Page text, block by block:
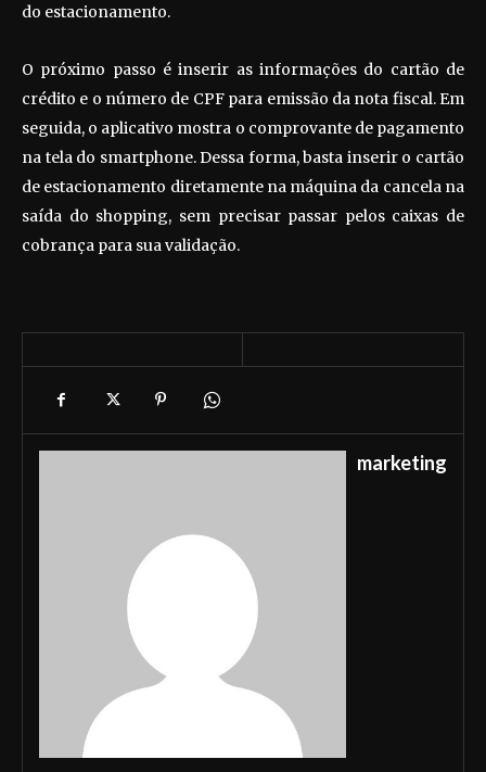
do estacionamento.
O próximo passo é inserir as informações do cartão de
crédito e o número de CPF para emissão da nota fiscal. Em
seguida, o aplicativo mostra o comprovante de pagamento
na tela do smartphone. Dessa forma, basta inserir o cartão
de estacionamento diretamente na máquina da cancela na
saída do shopping, sem precisar passar pelos caixas de
cobrança para sua validação.
marketing